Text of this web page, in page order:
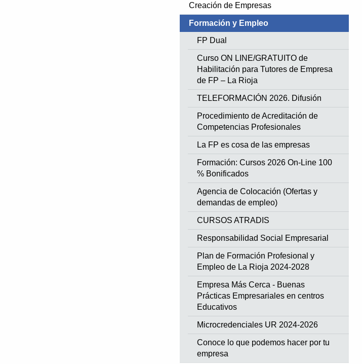
Creación de Empresas
Formación y Empleo
FP Dual
Curso ON LINE/GRATUITO de
Habilitación para Tutores de Empresa
de FP – La Rioja
TELEFORMACIÓN 2026. Difusión
Procedimiento de Acreditación de
Competencias Profesionales
La FP es cosa de las empresas
Formación: Cursos 2026 On-Line 100
% Bonificados
Agencia de Colocación (Ofertas y
demandas de empleo)
CURSOS ATRADIS
Responsabilidad Social Empresarial
Plan de Formación Profesional y
Empleo de La Rioja 2024-2028
Empresa Más Cerca - Buenas
Prácticas Empresariales en centros
Educativos
Microcredenciales UR 2024-2026
Conoce lo que podemos hacer por tu
empresa